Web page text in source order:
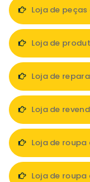
Loja de
Loja de
Loja de
Loja de
Loja de
Loja de